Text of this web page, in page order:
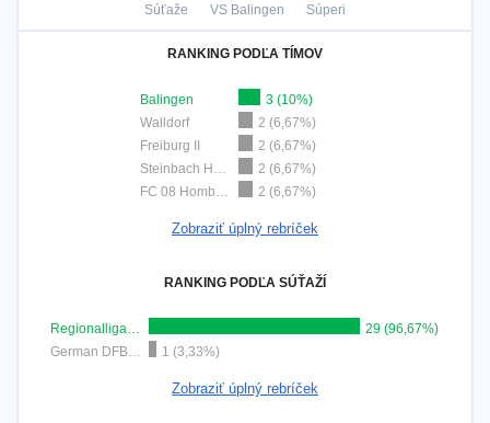
Súperi
VS Balingen
Súťaže
RANKING PODĽA TÍMOV
Balingen
3 (10%)
Walldorf
2 (6,67%)
Freiburg II
2 (6,67%)
Steinbach Haiger
2 (6,67%)
FC 08 Homburg
2 (6,67%)
Zobraziť úplný rebríček
RANKING PODĽA SÚŤAŽÍ
Regionalliga West
29 (96,67%)
German DFB Cup
1 (3,33%)
Zobraziť úplný rebríček